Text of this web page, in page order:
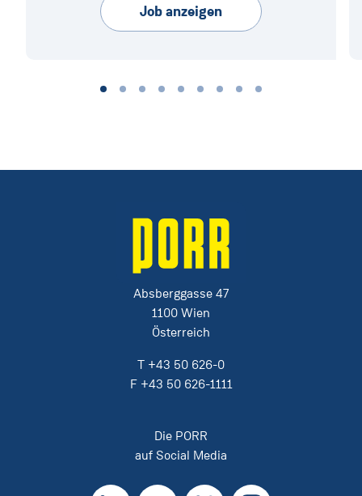
Job anzeigen
Absberggasse 47
1100 Wien
Österreich
T +43 50 626-0
F +43 50 626-1111
Die PORR
auf Social Media